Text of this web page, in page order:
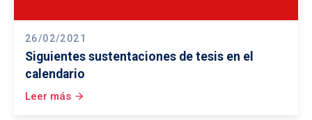
26/02/2021
Siguientes sustentaciones de tesis en el
calendario
Leer más arrow_forward